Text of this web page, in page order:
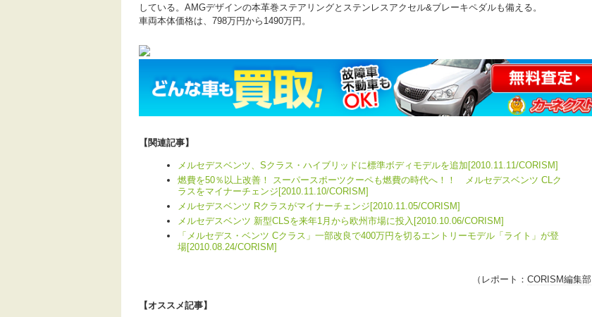
している。AMGデザインの本革巻ステアリングとステンレスアクセル&ブレーキペダルも備える。
車両本体価格は、798万円から1490万円。
【関連記事】
メルセデスベンツ、Sクラス・ハイブリッドに標準ボディモデルを追加[2010.11.11/CORISM]
燃費を50％以上改善！ スーパースポーツクーペも燃費の時代へ！！ メルセデスベンツ CLク
ラスをマイナーチェンジ[2010.11.10/CORISM]
メルセデスベンツ Rクラスがマイナーチェンジ[2010.11.05/CORISM]
メルセデスベンツ 新型CLSを来年1月から欧州市場に投入[2010.10.06/CORISM]
「メルセデス・ベンツ Cクラス」一部改良で400万円を切るエントリーモデル「ライト」が登
場[2010.08.24/CORISM]
（レポート： CORISM編集部
【オススメ記事】